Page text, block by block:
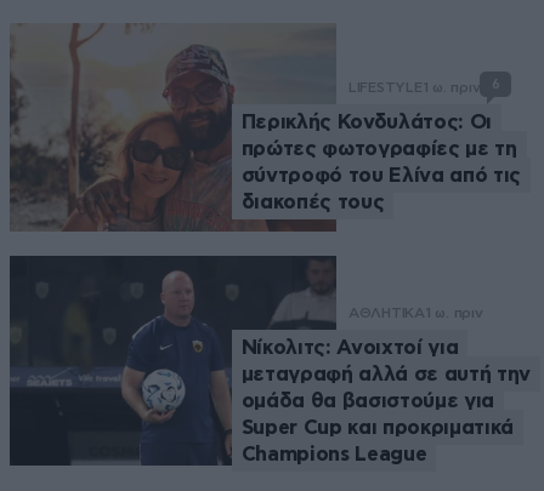
LIFESTYLE 1 ω. πριν 6
Περικλής Κονδυλάτος: Οι
πρώτες φωτογραφίες με τη
σύντροφό του Ελίνα από τις
διακοπές τους
ΑΘΛΗΤΙΚΑ 1 ω. πριν
Νίκολιτς: Ανοιχτοί για
μεταγραφή αλλά σε αυτή την
ομάδα θα βασιστούμε για
Super Cup και προκριματικά
Champions League